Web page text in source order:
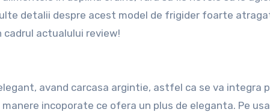
detalii despre acest model de frigider foarte
cadrul actualului review!
avand carcasa argintie, astfel ca se va integra
incoporate ce ofera un plus de eleganta. Pe usa